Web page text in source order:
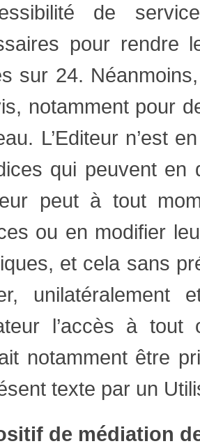
de
pour rendre
sur 24.
notamment pour
L’Editeur n’est
qui peuvent en
peut à tout
ou en modifier
et cela sans
unilatéralement
l’accès à
notamment être
texte par un
de médiation